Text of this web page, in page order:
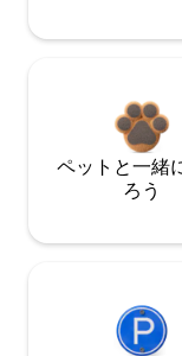
ペットと一緒
ろう